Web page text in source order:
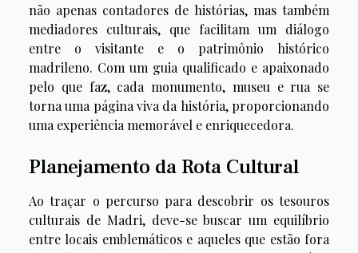
não apenas contadores de histórias, mas também
mediadores culturais, que facilitam um diálogo
entre o visitante e o patrimônio histórico
madrileno. Com um guia qualificado e apaixonado
pelo que faz, cada monumento, museu e rua se
torna uma página viva da história, proporcionando
uma experiência memorável e enriquecedora.
Planejamento da Rota Cultural
Ao traçar o percurso para descobrir os tesouros
culturais de Madri, deve-se buscar um equilíbrio
entre locais emblemáticos e aqueles que estão fora